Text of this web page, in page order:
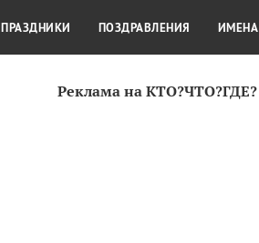
Реклама на КТО?ЧТО?ГДЕ?
КУЛЬТУРА КРАСОТА
ПРАЗДНИКИ ПОЗДРАВЛЕНИЯ ИМЕНА